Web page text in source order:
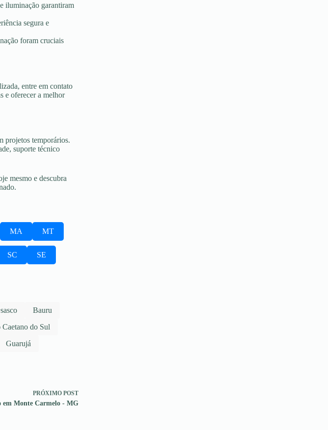
iluminação garantiram
segura e
foram cruciais
entre em contato
e oferecer a melhor
projetos temporários.
suporte técnico
mesmo e descubra
MA MT
SC SE
Bauru
Caetano do Sul
Guarujá
PRÓXIMO POST
em Monte Carmelo - MG